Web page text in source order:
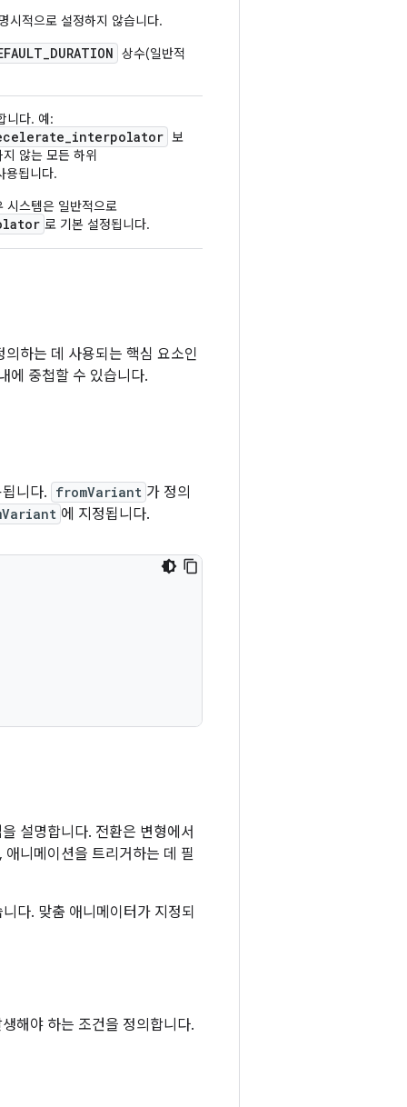
시적으로 설정하지 않습니다.
상수(일반적
니다. 예:
보
않는 모든 하위
용됩니다.
시스템은 일반적으로
로 기본 설정됩니다.
하는 데 사용되는 핵심 요소인
에 중첩할 수 있습니다.
니다. fromVariant 가 정의
에 지정됩니다.
설명합니다. 전환은 변형에서
니메이션을 트리거하는 데 필
다. 맞춤 애니메이터가 지정되
해야 하는 조건을 정의합니다.